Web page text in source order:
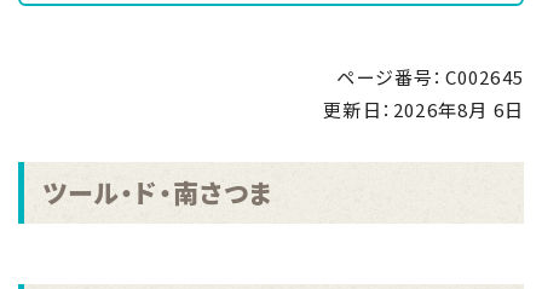
新しいボルダリングウォールが完成しました。
2024.12.12
ページ番号：C002645
更新日： 2026年8月 6日
ツール・ド・南さつま